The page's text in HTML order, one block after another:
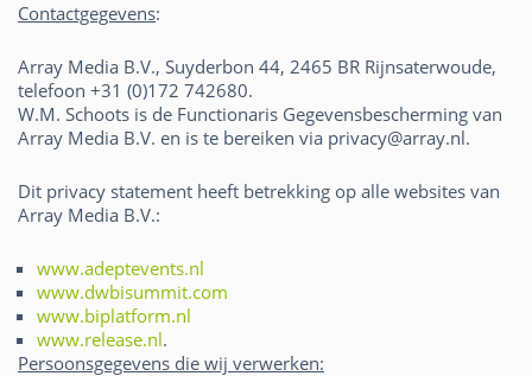
Contactgegevens:
Array Media B.V., Suyderbon 44, 2465 BR Rijnsaterwoude,
telefoon +31 (0)172 742680.
W.M. Schoots is de Functionaris Gegevensbescherming van
Array Media B.V. en is te bereiken via privacy@array.nl.
Dit privacy statement heeft betrekking op alle websites van
Array Media B.V.:
www.adeptevents.nl
www.dwbisummit.com
www.biplatform.nl
www.release.nl.
Persoonsgegevens die wij verwerken: